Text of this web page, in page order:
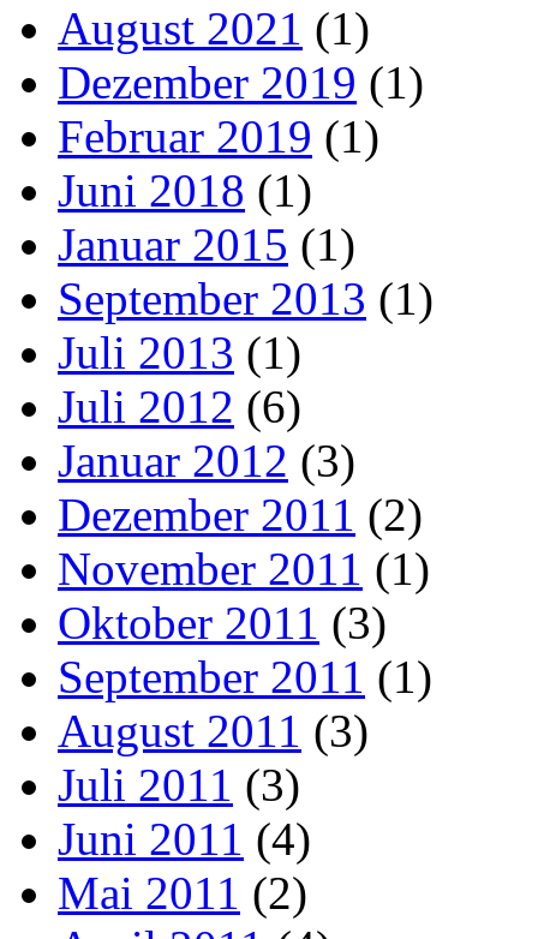
August 2021 (1)
Dezember 2019 (1)
Februar 2019 (1)
Juni 2018 (1)
Januar 2015 (1)
September 2013 (1)
Juli 2013 (1)
Juli 2012 (6)
Januar 2012 (3)
Dezember 2011 (2)
November 2011 (1)
Oktober 2011 (3)
September 2011 (1)
August 2011 (3)
Juli 2011 (3)
Juni 2011 (4)
Mai 2011 (2)